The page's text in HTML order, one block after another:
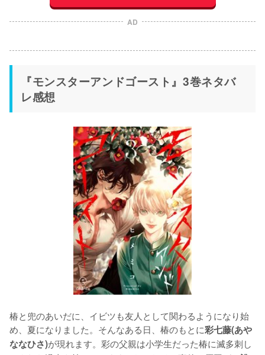
AD
『モンスターアンドゴースト』3巻ネタバ
レ感想
椿と兜のあいだに、イビツも友人として関わるようになり始
め、夏になりました。そんなある日、椿のもとに彩七藤(あや
ななひさ)が現れます。彩の父親は小学生だった椿に滅多刺し